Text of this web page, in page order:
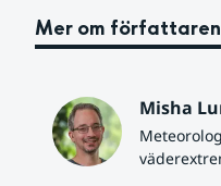
Mer om författaren
Misha